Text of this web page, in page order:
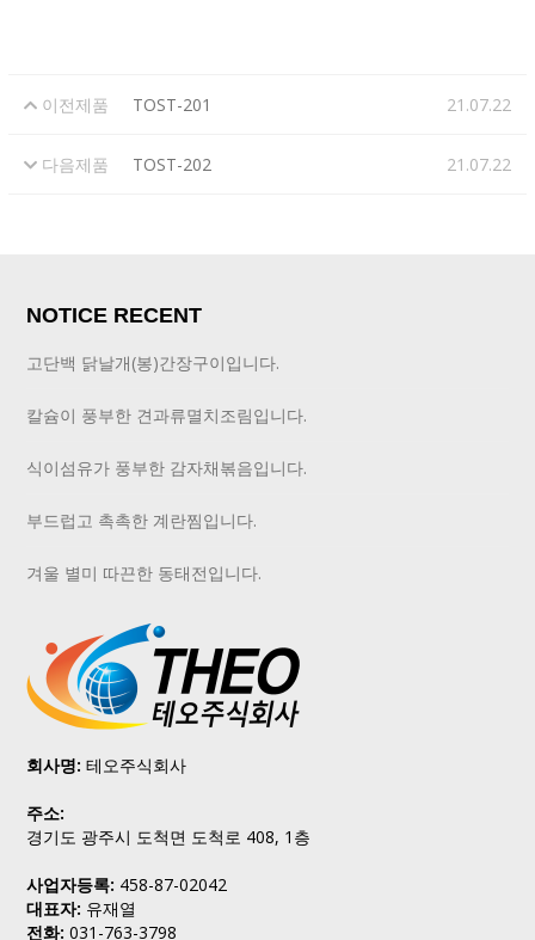
이전제품 TOST-201 21.07.22
다음제품 TOST-202 21.07.22
회사명: 테오주식회사
주소:
경기도 광주시 도척면 도척로 408, 1층
사업자등록: 458-87-02042
대표자: 유재열
전화: 031-763-3798
NOTICE RECENT
고단백 닭날개(봉)간장구이입니다.
칼슘이 풍부한 견과류멸치조림입니다.
식이섬유가 풍부한 감자채볶음입니다.
부드럽고 촉촉한 계란찜입니다.
겨울 별미 따끈한 동태전입니다.